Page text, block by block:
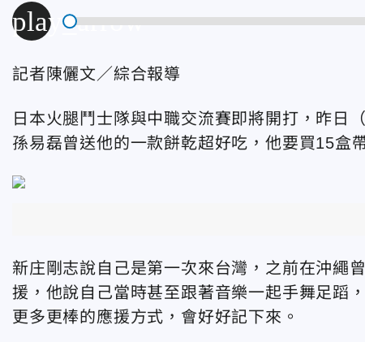
play_arrow
記者陳儷文／綜合報導
日本火腿鬥士隊與中職交流賽即將開打，昨日
孫易磊曾送他的一款餅乾超好吃，他要買15盒
新庄剛志說自己是第一次來台灣，之前在沖繩
援，他說自己當時甚至跟著音樂一起手舞足蹈
更多更棒的應援方式，會好好記下來。